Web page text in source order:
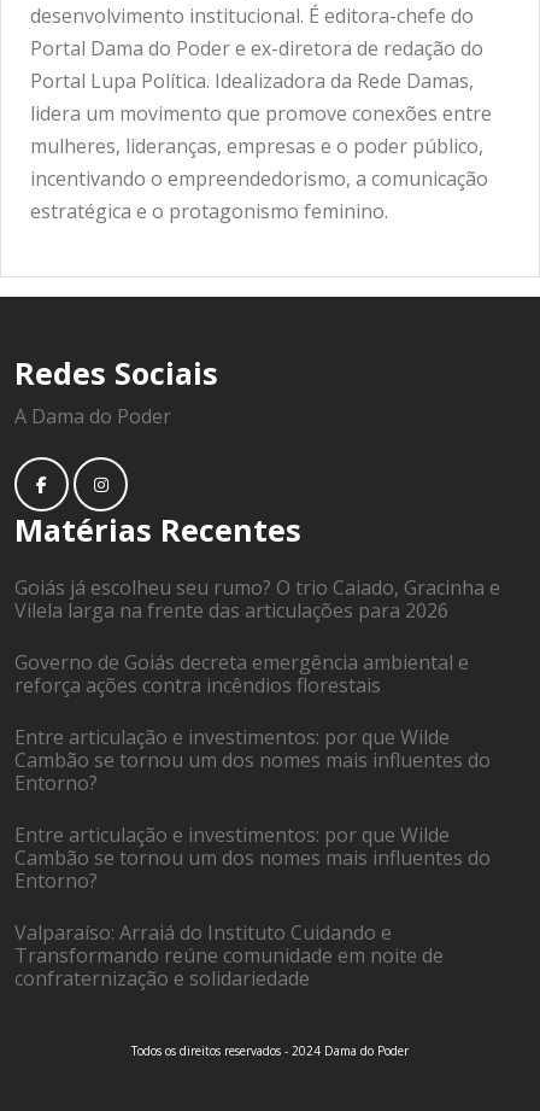
desenvolvimento institucional. É editora-chefe do
Portal Dama do Poder e ex-diretora de redação do
Portal Lupa Política. Idealizadora da Rede Damas,
lidera um movimento que promove conexões entre
mulheres, lideranças, empresas e o poder público,
incentivando o empreendedorismo, a comunicação
estratégica e o protagonismo feminino.
Redes Sociais
A Dama do Poder
Matérias Recentes
Goiás já escolheu seu rumo? O trio Caiado, Gracinha e
Vilela larga na frente das articulações para 2026
Governo de Goiás decreta emergência ambiental e
reforça ações contra incêndios florestais
Entre articulação e investimentos: por que Wilde
Cambão se tornou um dos nomes mais influentes do
Entorno?
Entre articulação e investimentos: por que Wilde
Cambão se tornou um dos nomes mais influentes do
Entorno?
Valparaíso: Arraiá do Instituto Cuidando e
Transformando reúne comunidade em noite de
confraternização e solidariedade
Todos os direitos reservados - 2024 Dama do Poder